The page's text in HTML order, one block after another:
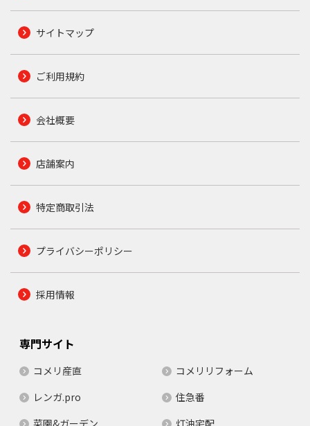
サイトマップ
ご利用規約
会社概要
店舗案内
特定商取引法
プライバシーポリシー
採用情報
専門サイト
コメリ産直
コメリリフォーム
レンガ.pro
住急番